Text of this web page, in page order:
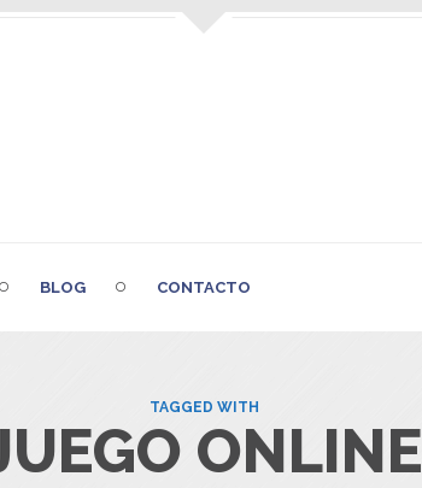
BLOG CONTACTO
TAGGED WITH
ONLINE